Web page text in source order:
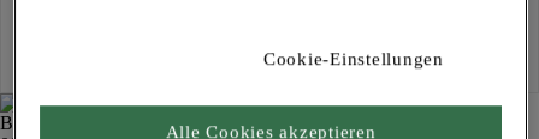
anmeldenCookie-Einstellungen
Alle Cookies akzeptieren